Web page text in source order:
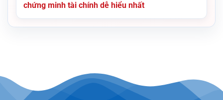
chứng minh tài chính dễ hiểu nhất